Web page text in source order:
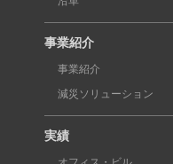
事業紹介
事業紹介
減災ソリューション
実績